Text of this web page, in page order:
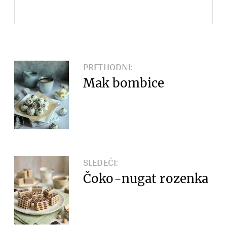
PRETHODNI:
Mak bombice
SLEDEĆI:
Čoko-nugat rozenka